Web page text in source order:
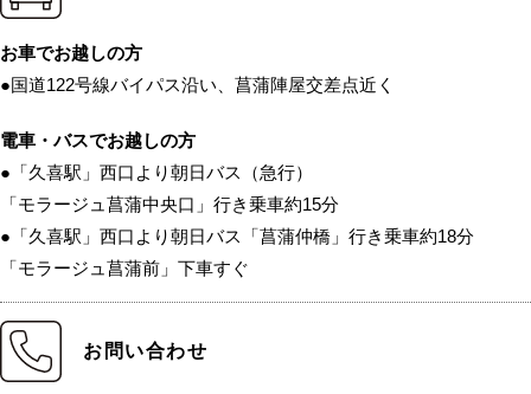
お車でお越しの方
●国道122号線バイパス沿い、菖蒲陣屋交差点近く
電車・バスでお越しの方
●「久喜駅」西口より朝日バス（急行）
「モラージュ菖蒲中央口」行き乗車約15分
●「久喜駅」西口より朝日バス「菖蒲仲橋」行き乗車約18分
「モラージュ菖蒲前」下車すぐ
お問い合わせ